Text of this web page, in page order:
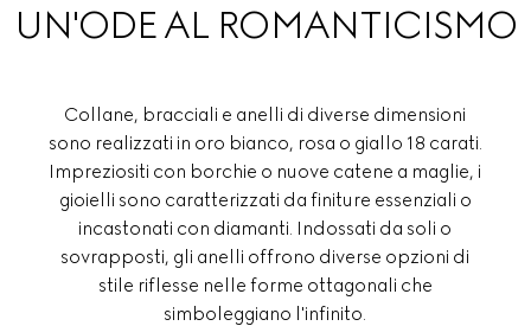
UN'ODE AL ROMANTICISMO
Collane, bracciali e anelli di diverse dimensioni
sono realizzati in oro bianco, rosa o giallo 18 carati.
Impreziositi con borchie o nuove catene a maglie, i
gioielli sono caratterizzati da finiture essenziali o
incastonati con diamanti. Indossati da soli o
sovrapposti, gli anelli offrono diverse opzioni di
stile riflesse nelle forme ottagonali che
simboleggiano l'infinito.